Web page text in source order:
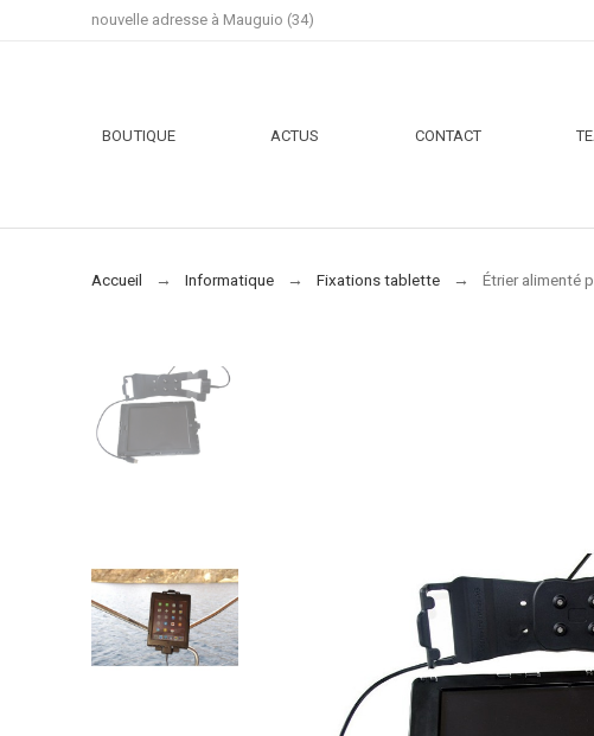
nouvelle adresse à Mauguio (34)
BOUTIQUE ACTUS CONTACT
Accueil Informatique Fixations tablette Étrier alimenté